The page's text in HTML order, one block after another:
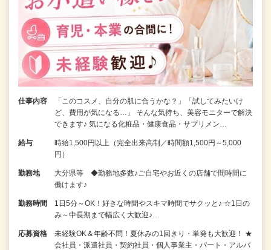
仕事内容
「このコスメ、自分の肌に合うかな？」「試してみたいけ
ど、費用が気になる…」 そんな気持ち、美容モニターで解決
できます♪ 気になる化粧品・健康食品・サプリメン…
給与
時給1,500円以上（完全出来高制／時間額1,500円～5,000
円）
勤務地
大分県等 ◆勤務地多数♪ご自宅やお近くの店舗で間時間に
働けます♪
勤務時間
1日5分～OK！好きな時間やスキマ時間でサクッと♪ ☆1日の
み～中長期まで幅広く大歓迎♪…
応募資格
未経験OK＆年齢不問！夏休みの1回きり・単発も大歓迎！ ★
会社員・派遣社員・契約社員・個人事業主・パート・アルバ